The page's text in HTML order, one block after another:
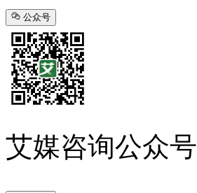
公众号
艾媒咨询公众号